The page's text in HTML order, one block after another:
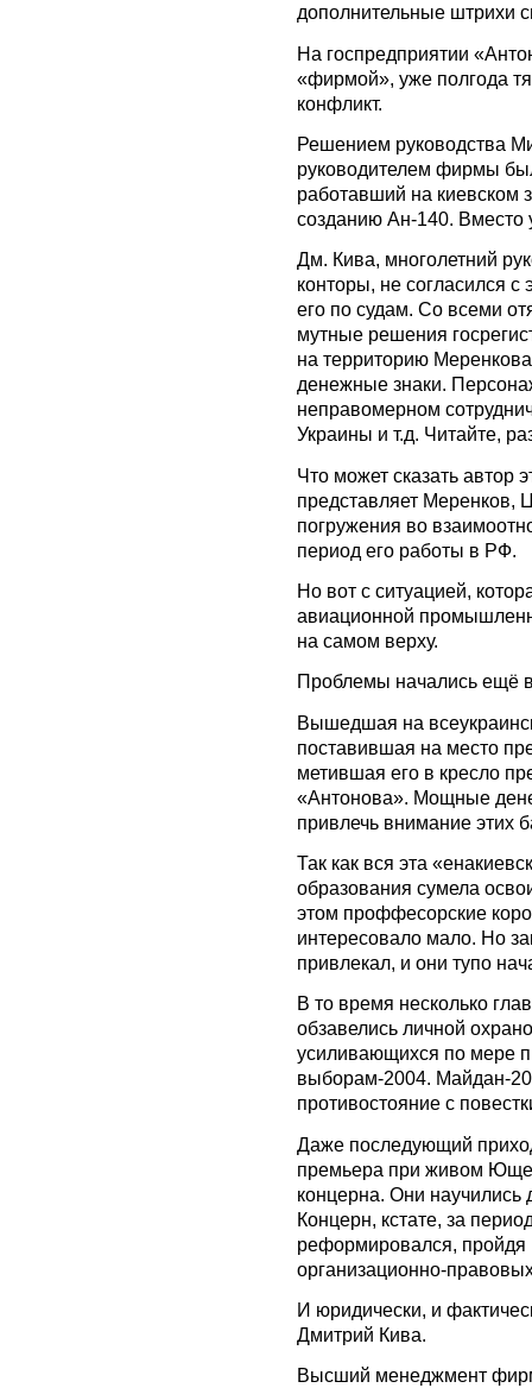
дополнительные штрихи
На госпредприятии
«фирмой», уже полгода
конфликт.
Решением руководства
руководителем фирмы
работавший на киевском
созданию Ан-140.
Дм. Кива, многолетний
конторы, не согласился
его по судам. Со всеми
мутные решения
на территорию
денежные знаки.
неправомерном
Украины и т.д. Читайте,
Что может сказать автор
представляет Меренков,
погружения во
период его работы в РФ.
Но вот с ситуацией,
авиационной
на самом верху.
Проблемы начались ещё
Вышедшая на
поставившая на место
метившая его в кресло
«Антонова». Мощные
привлечь внимание этих
Так как вся эта
образования сумела
этом проффесорские
интересовало мало. Но
привлекал, и они тупо
В то время несколько
обзавелись личной
усиливающихся по мере
выборам-2004. Майдан-
противостояние с
Даже последующий
премьера при живом
концерна. Они научились
Концерн, кстате, за
реформировался, пройдя
организационно-
И юридически, и
Дмитрий Кива.
Высший менеджмент